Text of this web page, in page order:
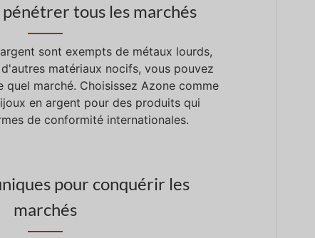
tous les marchés
sont exempts de métaux lourds,
matériaux nocifs, vous pouvez
quel marché. Choisissez Azone comme
en argent pour des produits qui
de conformité internationales.
pour conquérir les
marchés